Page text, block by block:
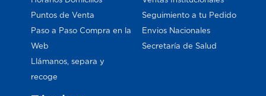
Puntos de Venta
Paso a Paso Compra en la
Web
Llámanos, separa y
recoge
Seguimiento a tu Pedido
Envios Nacionales
Secretaría de Salud